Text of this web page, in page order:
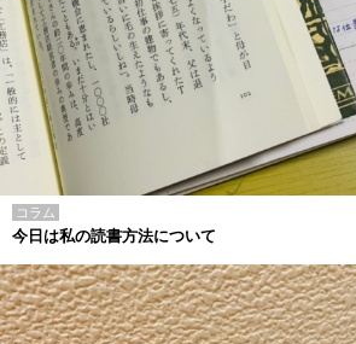
コラム
今日は私の読書方法について